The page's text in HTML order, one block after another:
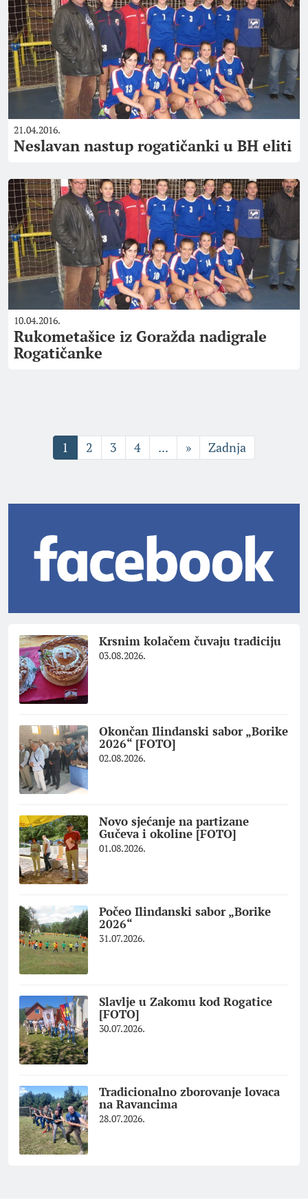
21.04.2016.
Neslavan nastup rogatičanki u BH eliti
10.04.2016.
Rukometašice iz Goražda nadigrale
Rogatičanke
1 2 3 4 ... » Zadnja
Krsnim kolačem čuvaju tradiciju
03.08.2026.
Okončan Ilindanski sabor „Borike
2026“ [FOTO]
02.08.2026.
Novo sjećanje na partizane
Gučeva i okoline [FOTO]
01.08.2026.
Počeo Ilindanski sabor „Borike
2026“
31.07.2026.
Slavlje u Zakomu kod Rogatice
[FOTO]
30.07.2026.
Tradicionalno zborovanje lovaca
na Ravancima
28.07.2026.